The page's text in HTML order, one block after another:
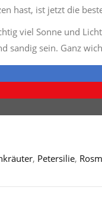
hast, ist jetzt die
viel Sonne und
sandig sein. Ganz
, Petersilie,